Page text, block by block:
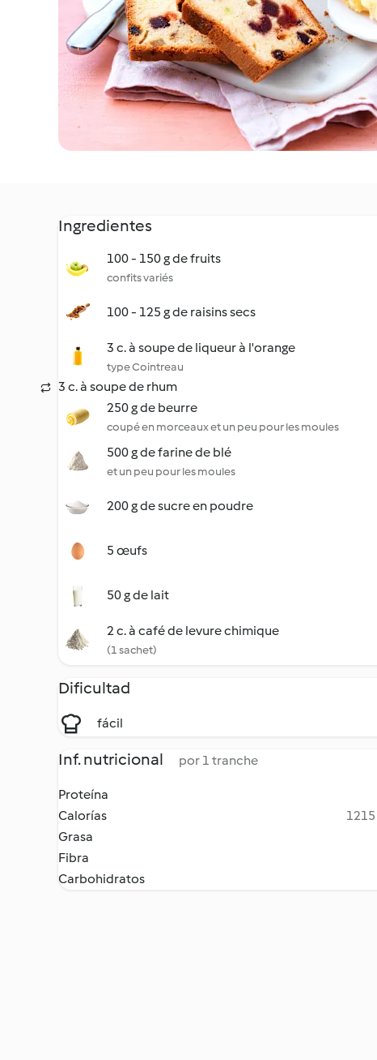
Ingredientes
100 - 150 g de fruits
confits variés
100 - 125 g de raisins secs
3 c. à soupe de liqueur à l'orange
type Cointreau
3 c. à soupe de rhum
250 g de beurre
coupé en morceaux et un peu pour les moules
500 g de farine de blé
et un peu pour les moules
200 g de sucre en poudre
5 œufs
50 g de lait
2 c. à café de levure chimique
(1 sachet)
Dificultad
fácil
Inf. nutricional por 1 tranche
Proteína
Calorías
Grasa
Fibra
Carbohidratos